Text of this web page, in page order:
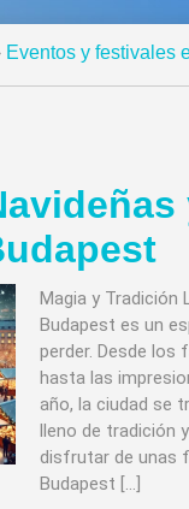
Eventos y festivales
Magia y Tradición
Budapest es un
perder. Desde los
hasta las
año, la ciudad se
lleno de tradición
disfrutar de unas
Budapest […]